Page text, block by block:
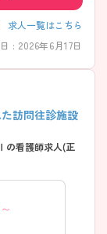
求人一覧はこちら
: 2026年6月17日
た訪問往診施設
の看護師求人(正